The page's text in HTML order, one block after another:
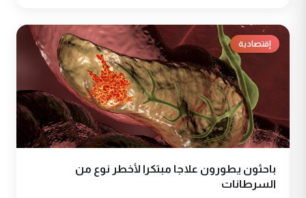
إقتصادية
باحثون يطورون علاجا مبتكرا لأخطر نوع من
السرطانات